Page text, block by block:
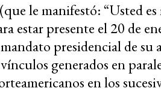
(que le manifestó: “Usted
estar presente el 20 de
presidencial de su
generados en
en los